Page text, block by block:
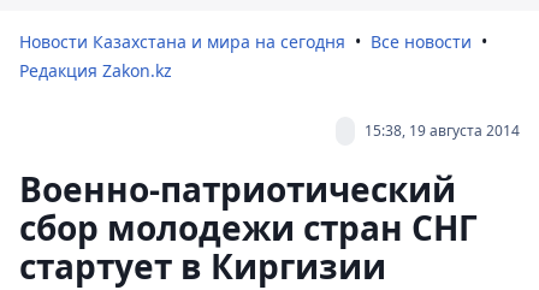
Новости Казахстана и мира на сегодня
Все новости
Редакция Zakon.kz
15:38, 19 августа 2014
Военно-патриотический
сбор молодежи стран СНГ
стартует в Киргизии